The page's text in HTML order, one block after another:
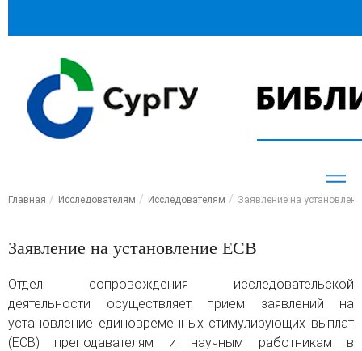
Главная Исследователям Исследователям Заявление на
Заявление на установление ЕСВ
Отдел сопровождения исследовательской
деятельности осуществляет прием заявлений на
установление единовременных стимулирующих выплат
(ЕСВ) преподавателям и научным работникам в